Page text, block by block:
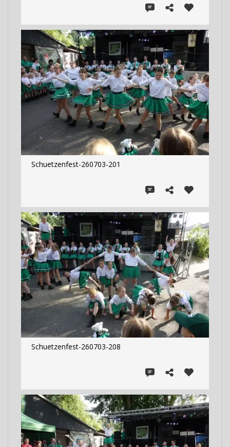
Schuetzenfest-260703-201
Schuetzenfest-260703-208